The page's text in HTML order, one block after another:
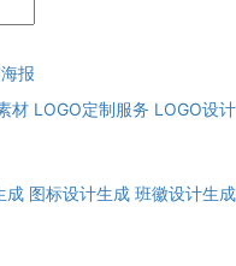
报
材 LOGO定制服务 LOGO设计
成 图标设计生成 班徽设计生成